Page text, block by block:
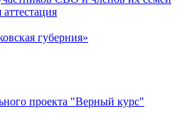
аттестация
губерния»
проекта "Верный курс"